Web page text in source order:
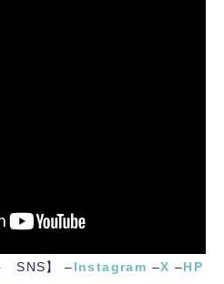
SNS】 –Instagram –X –HP